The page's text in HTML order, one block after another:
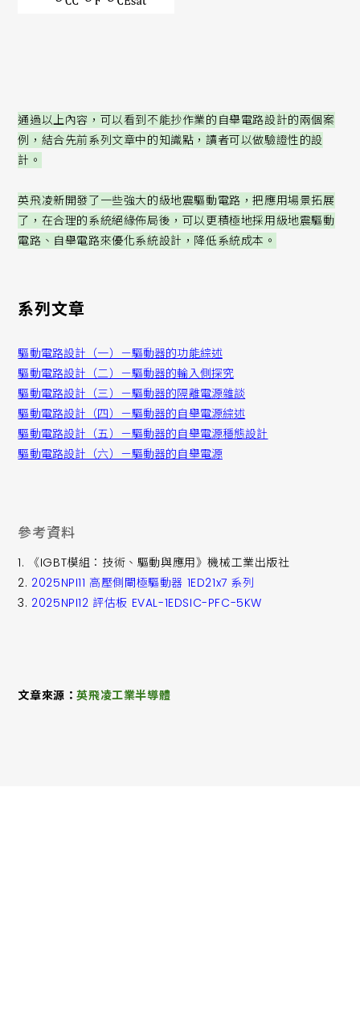
通過以上內容，可以看到不能抄作業的自舉電路設計的兩個案
例，結合先前系列文章中的知識點，讀者可以做驗證性的設
計。
英飛凌新開發了一些強大的級地震驅動電路，把應用場景拓展
了，在合理的系統絕緣佈局後，可以更積極地採用級地震驅動
電路、自舉電路來優化系統設計，降低系統成本。
系列文章
驅動電路設計（一）－驅動器的功能綜述
驅動電路設計（二）－驅動器的輸入側探究
驅動電路設計（三）－驅動器的隔離電源雜談
驅動電路設計（四）－驅動器的自舉電源綜述
驅動電路設計（五）－驅動器的自舉電源穩態設計
驅動電路設計（六）－驅動器的自舉電源
參考資料
1. 《IGBT模組：技術、驅動與應用》機械工業出版社
2. 2025NPI11 高壓側閘極驅動器 1ED21x7 系列
3. 2025NPI12 評估板 EVAL-1EDSIC-PFC-5KW
文章來源：英飛凌工業半導體